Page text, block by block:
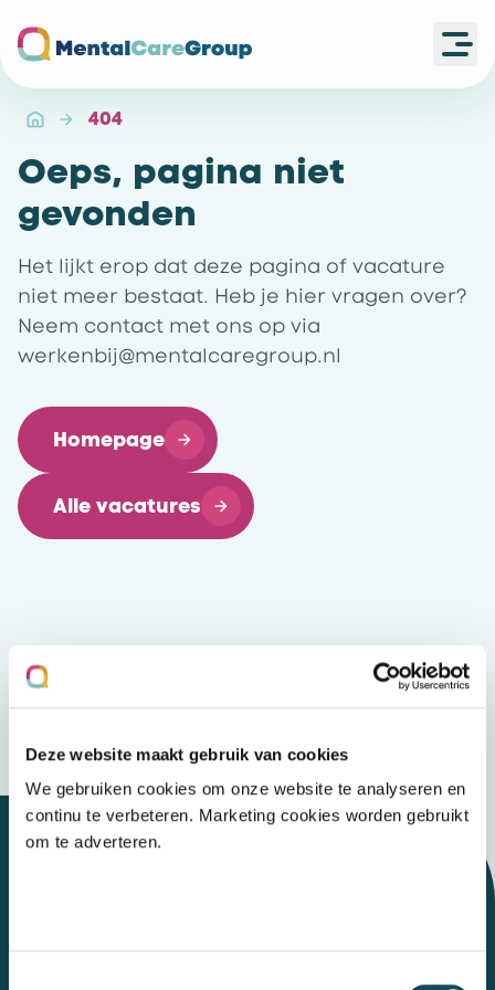
Deze website maakt gebruik van cookies
We gebruiken cookies om onze website te analyseren en
continu te verbeteren. Marketing cookies worden gebruikt
om te adverteren.
404
Oeps, pagina niet
gevonden
Het lijkt erop dat deze pagina of vacature
niet meer bestaat. Heb je hier vragen over?
Neem contact met ons op via
werkenbij@mentalcaregroup.nl
Homepage
Alle vacatures